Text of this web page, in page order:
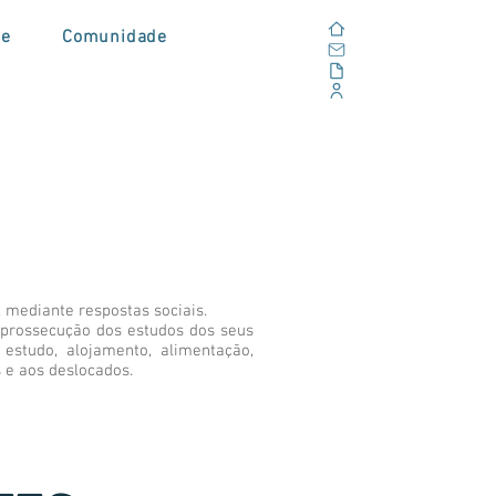
Comunidade
respostas sociais.
dos estudos dos seus
alojamento, alimentação,
aos deslocados.